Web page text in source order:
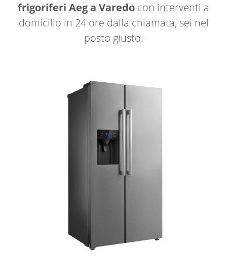
frigoriferi Aeg a Varedo con interventi a
domicilio in 24 ore dalla chiamata, sei nel
posto giusto.